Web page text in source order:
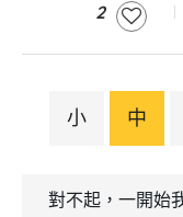
2
小 中
對不起，一開始